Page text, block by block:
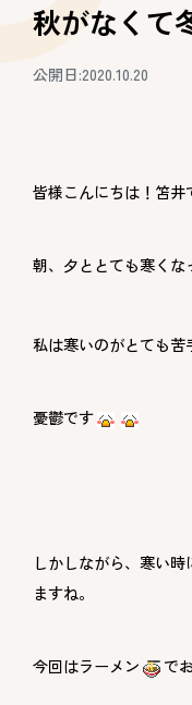
秋がなくて
公開日:2020.10.20
皆様こんにちは！笘井
朝、夕ととても寒くな
私は寒いのがとても苦
憂鬱です
しかしながら、寒い
ますね。
今回はラーメン で